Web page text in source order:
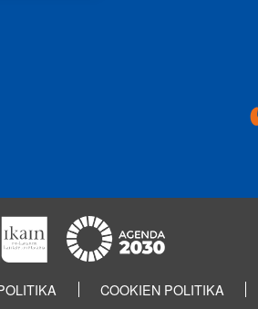
COOKIEN POLITIKA